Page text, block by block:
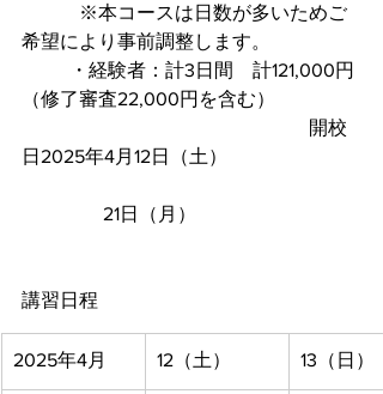
※本コースは日数が多いためご
（修了審査22,000円を含む）
日2025年4月12日（土 ）
21日（月）
講習日程
2025年4月 12（土） 13（日）